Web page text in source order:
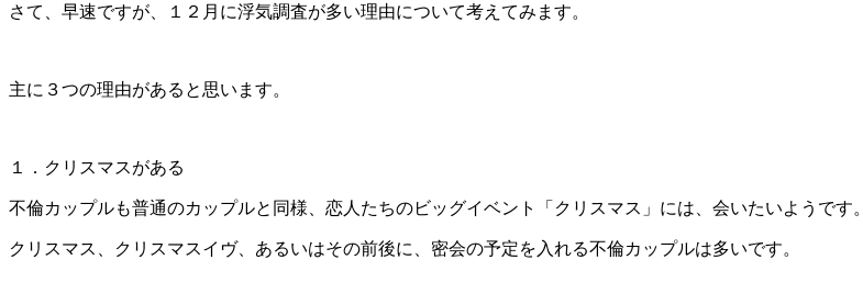
さて、早速ですが、１２月に浮気調査が多い理由について考えてみます。
主に３つの理由があると思います。
１．クリスマスがある
不倫カップルも普通のカップルと同様、恋人たちのビッグイベント「クリスマス」には、会いたいようです。
クリスマス、クリスマスイヴ、あるいはその前後に、密会の予定を入れる不倫カップルは多いです。